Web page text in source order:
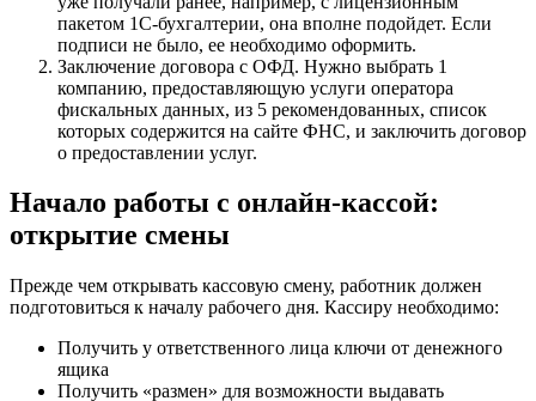
пакетом 1С-бухгалтерии, она вполне подойдет. Если
подписи не было, ее необходимо оформить.
Заключение договора с ОФД. Нужно выбрать 1
компанию, предоставляющую услуги оператора
фискальных данных, из 5 рекомендованных, список
которых содержится на сайте ФНС, и заключить договор
о предоставлении услуг.
Начало работы с онлайн-кассой:
открытие смены
Прежде чем открывать кассовую смену, работник должен
подготовиться к началу рабочего дня. Кассиру необходимо:
Получить у ответственного лица ключи от денежного
ящика
Получить «размен» для возможности выдавать